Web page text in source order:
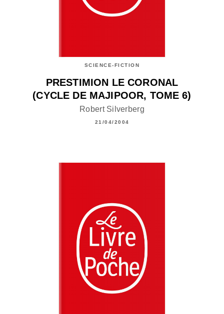
SCIENCE-FICTION
PRESTIMION LE CORONAL
(CYCLE DE MAJIPOOR, TOME 6)
Robert Silverberg
21/04/2004